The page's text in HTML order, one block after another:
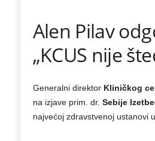
Alen Pilav
„KCUS nije
Generalni direktor Kliničkog
na izjave prim. dr. Sebije
najvećoj zdravstvenoj ustanovi u